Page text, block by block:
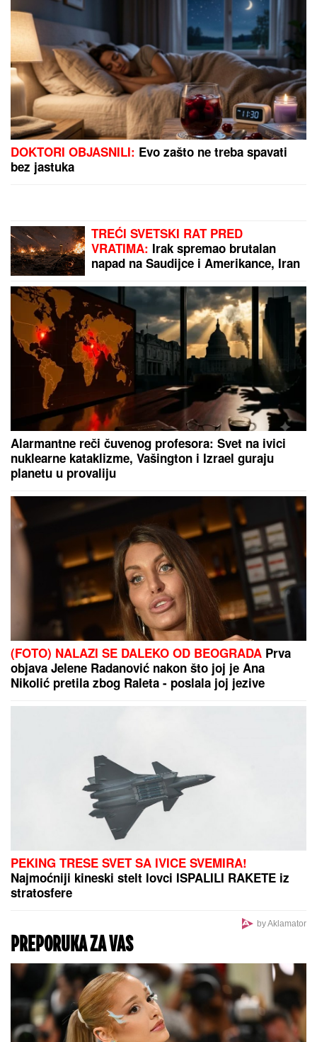
bivšoj supruzi posle razvoda
"Javio mi se u snu!" Udovica Sinana
Sakića tvrdi da joj pevač dolazi u
snove!
Priča se da su zdrave, a ustvari...
Ovako vaše telo reaguje kada
pojedete previše borovnica, nećete
verovati!
DOKTORI OBJASNILI:Evo zašto ne treba spavati
bez jastuka
TREĆI SVETSKI RAT PRED
se odmah uključio
Alarmantne reči čuvenog profesora: Svet na ivici
nuklearne kataklizme, Vašington i Izrael guraju
planetu u provaliju